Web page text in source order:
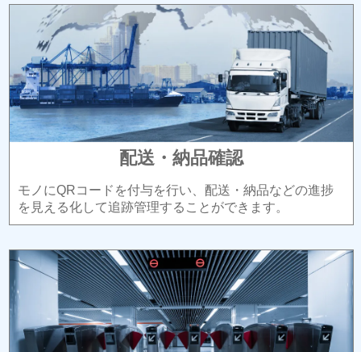
配送・納品確認
モノにQRコードを付与を行い、配送・納品などの進捗
を見える化して追跡管理することができます。